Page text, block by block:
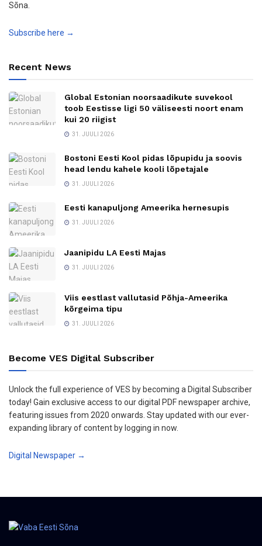
Sõna.
Subscribe here →
Recent News
Global Estonian noorsaadikute suvekool
toob Eestisse ligi 50 väliseesti noort enam
kui 20 riigist
31. JUULI 2026
Bostoni Eesti Kool pidas lõpupidu ja soovis
head lendu kahele kooli lõpetajale
31. JUULI 2026
Eesti kanapuljong Ameerika hernesupis
31. JUULI 2026
Jaanipidu LA Eesti Majas
31. JUULI 2026
Viis eestlast vallutasid Põhja-Ameerika
kõrgeima tipu
31. JUULI 2026
Become VES Digital Subscriber
Unlock the full experience of VES by becoming a Digital Subscriber
today! Gain exclusive access to our digital PDF newspaper archive,
featuring issues from 2020 onwards. Stay updated with our ever-
expanding library of content by logging in now.
Digital Newspaper →